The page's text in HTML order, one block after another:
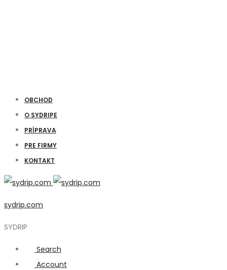
OBCHOD
O SYDRIPE
PRÍPRAVA
PRE FIRMY
KONTAKT
sydrip.com
SYDRIP
Search
Account